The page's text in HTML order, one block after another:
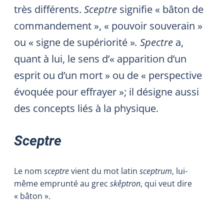
très différents. Sceptre signifie « bâton de
commandement », « pouvoir souverain »
ou « signe de supériorité ». Spectre a,
quant à lui, le sens d’« apparition d’un
esprit ou d’un mort » ou de « perspective
évoquée pour effrayer »; il désigne aussi
des concepts liés à la physique.
Sceptre
Le nom sceptrevient du mot latin sceptrum, lui-
même emprunté au grec skêptron, qui veut dire
« bâton ».